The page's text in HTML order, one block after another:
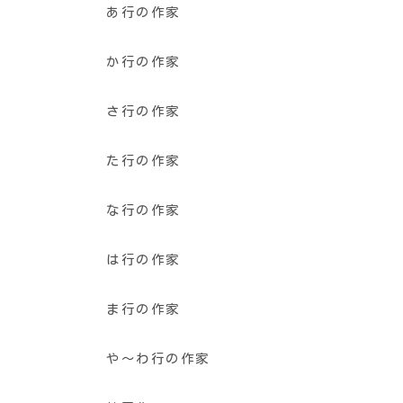
あ行の作家
か行の作家
さ行の作家
た行の作家
な行の作家
は行の作家
ま行の作家
や〜わ行の作家